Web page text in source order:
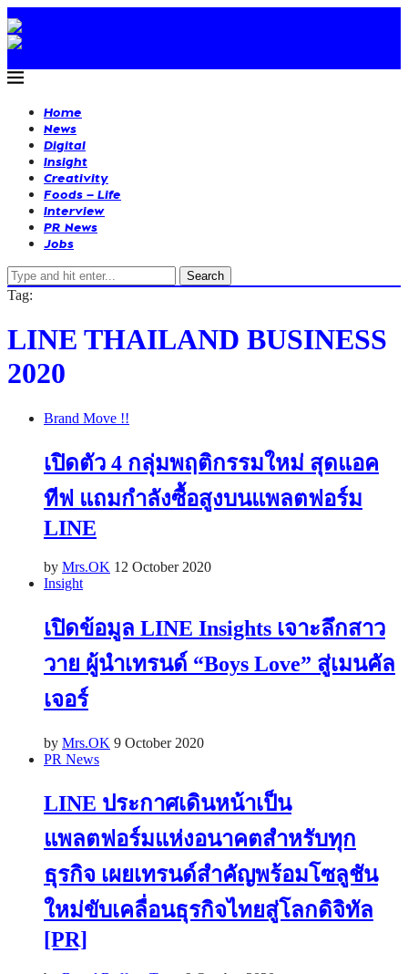
Home
News
Digital
Insight
Creativity
Foods – Life
Interview
PR News
Jobs
Search
Tag:
LINE THAILAND BUSINESS
2020
Brand Move !!
เปิดตัว 4 กลุ่มพฤติกรรมใหม่ สุดแอค
ทีฟ แถมกำลังซื้อสูงบนแพลตฟอร์ม
LINE
by Mrs.OK 12 October 2020
Insight
เปิดข้อมูล LINE Insights เจาะลึกสาว
วาย ผู้นำเทรนด์ “Boys Love” สู่เมนคัล
เจอร์
by Mrs.OK 9 October 2020
PR News
LINE ประกาศเดินหน้าเป็น
แพลตฟอร์มแห่งอนาคตสำหรับทุก
ธุรกิจ เผยเทรนด์สำคัญพร้อมโซลูชัน
ใหม่ขับเคลื่อนธุรกิจไทยสู่โลกดิจิทัล
[PR]